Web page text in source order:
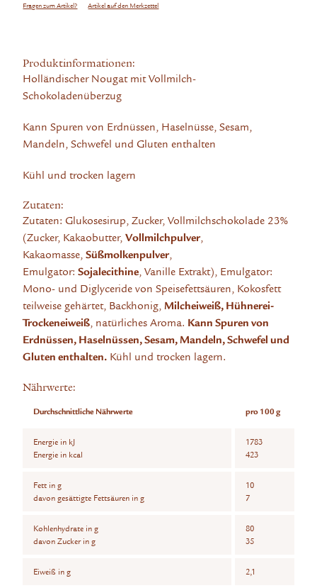
Fragen zum Artikel? Artikel auf den Merkzettel
Produktinformationen:
Holländischer Nougat mit Vollmilch-
Schokoladenüberzug
Kann Spuren von Erdnüssen, Haselnüsse, Sesam,
Mandeln, Schwefel und Gluten enthalten
Kühl und trocken lagern
Zutaten:
Zutaten: Glukosesirup, Zucker, Vollmilchschokolade 23%
(Zucker, Kakaobutter,Vollmilchpulver,
Kakaomasse,Süßmolkenpulver,
Emulgator:Sojalecithine, Vanille Extrakt), Emulgator:
Mono- und Diglyceride von Speisefettsäuren, Kokosfett
teilweise gehärtet, Backhonig,Milcheiweiß, Hühnerei-
Trockeneiweiß, natürliches Aroma. Kann Spuren von
Erdnüssen, Haselnüssen, Sesam, Mandeln, Schwefel und
Gluten enthalten. Kühl und trocken lagern.
Nährwerte:
Durchschnittliche Nährwerte pro 100 g
Energie in kJ
Energie in kcal
1783
423
Fett in g
davon gesättigte Fettsäuren in g
10
7
Kohlenhydrate in g
davon Zucker in g
80
35
Eiweiß in g 2,1